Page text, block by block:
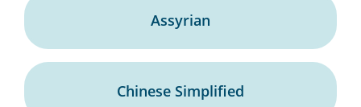
Assyrian
Chinese Simplified